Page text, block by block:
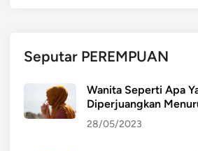
Seputar PEREMPUAN
Wanita Seperti Apa
Diperjuangkan
28/05/2023